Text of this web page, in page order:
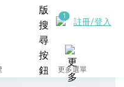
註冊/登入
更多選單